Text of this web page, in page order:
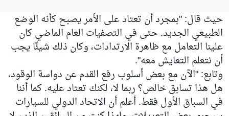
حيث قال: "بمجرد أن تعتاد على الأمر يصبح كأنه الوضع
الطبيعي الجديد. حتى في التصفيات العام الماضي كان
علينا التعامل مع ظاهرة الارتدادات، وكان ذلك شيئًا يجب
أن نتعلم التعايش معه".
وتابع: "الآن مع بعض أسلوب رفع القدم عن دواسة الوقود،
هل هذا تسابق خالص؟ ربما لا، لكنك تعتاد عليه. كما أننا
في السباق الأول فقط. أعلم أن الاتحاد الدولي للسيارات